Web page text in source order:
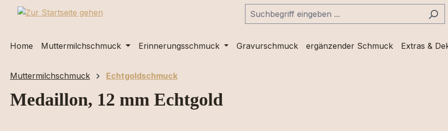
Hauptinhalt springen
Zur Suche springen
Zur Hauptnavigation springen
Home Muttermilchschmuck Erinnerungsschmuck Gravurschmuck ergänzender Schmuck Extras &
Muttermilchschmuck Echtgoldschmuck
Medaillon, 12 mm Echtgold